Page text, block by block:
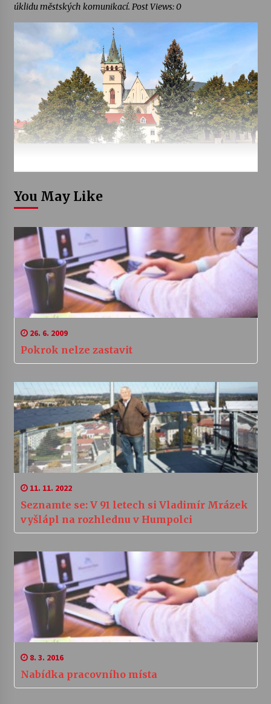
úklidu městských komunikací. Post Views: 0
You May Like
26. 6. 2009
Pokrok nelze zastavit
11. 11. 2022
Seznamte se: V 91 letech si Vladimír Mrázek
vyšlápl na rozhlednu v Humpolci
8. 3. 2016
Nabídka pracovního místa